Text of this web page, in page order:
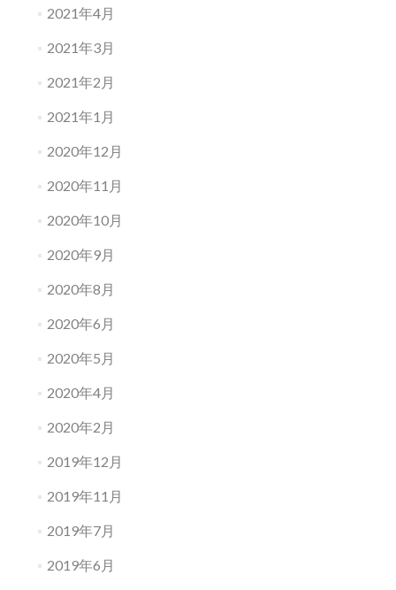
2021年4月
2021年3月
2021年2月
2021年1月
2020年12月
2020年11月
2020年10月
2020年9月
2020年8月
2020年6月
2020年5月
2020年4月
2020年2月
2019年12月
2019年11月
2019年7月
2019年6月